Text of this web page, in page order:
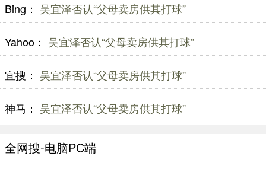
Bing： 吴宜泽否认“父母卖房供其打球”
Yahoo： 吴宜泽否认“父母卖房供其打球”
宜搜： 吴宜泽否认“父母卖房供其打球”
神马： 吴宜泽否认“父母卖房供其打球”
全网搜-电脑PC端